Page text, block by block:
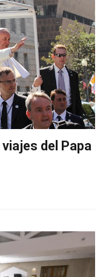
del Papa